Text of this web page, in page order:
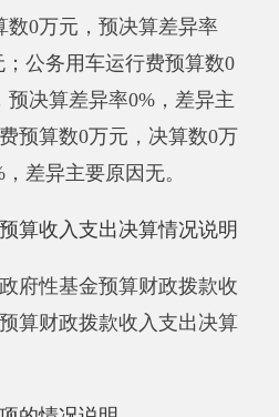
情况说明
，单位共有房屋0（平
0辆，价值0万元，其
用车0辆、应急保障用
、特种专业技术用车0
万元以上通用设备0
元以上专用设备0台